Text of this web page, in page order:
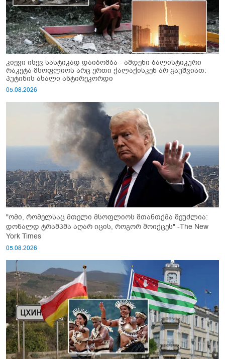
კიევი ისევ სასტიკად დაიბომბა - ამდენი ბალისტიკური
რაკეტა მსოფლიოს არც ერთი ქალაქისკენ არ გაუშვიათ:
პუტინის ახალი ანტირეკორდი
05.08.2026
"ომი, რომელსაც მთელი მსოფლიოს შთანთქმა შეუძლია:
დონალდ ტრამპმა აღარ იცის, როგორ მოიქცეს" -The New
York Times
05.08.2026